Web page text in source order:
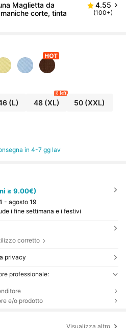
Maglietta da
corte, tinta
4.55
(100+)
(L) 48(XL)
8 left
50 (XXL)
in 4-7 gg lav
≥ 9.00€)
- agosto 19
i fine settimana e i festivi
corretto
privacy
professionale:
e/o prodotto
Visualizza altro